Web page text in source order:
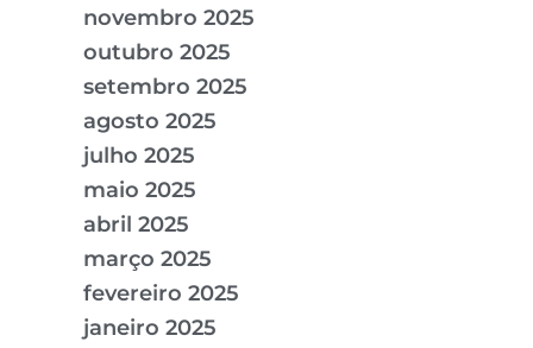
novembro 2025
outubro 2025
setembro 2025
agosto 2025
julho 2025
maio 2025
abril 2025
março 2025
fevereiro 2025
janeiro 2025